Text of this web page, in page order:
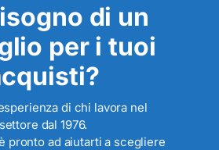
di un
per i tuoi
di chi lavora nel
settore dal 1976.
pronto ad aiutarti a scegliere